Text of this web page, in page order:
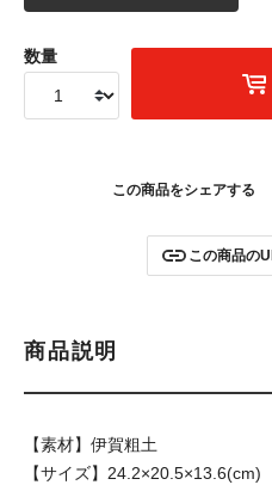
数量
この商品をシェアする
この商品の
商品説明
【素材】伊賀粗土
【サイズ】24.2×20.5×13.6(cm)